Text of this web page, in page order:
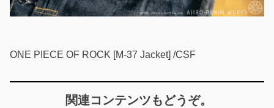
ONE PIECE OF ROCK [M-37 Jacket] /CSF
関連コンテンツもどうぞ。